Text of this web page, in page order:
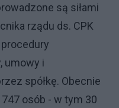
są siłami
rządu ds. CPK
umowy i
spółkę. Obecnie
osób - w tym 30